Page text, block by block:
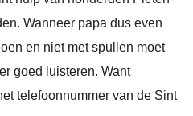
Wanneer papa dus even
en niet met spullen moet
goed luisteren. Want
telefoonnummer van de Sint